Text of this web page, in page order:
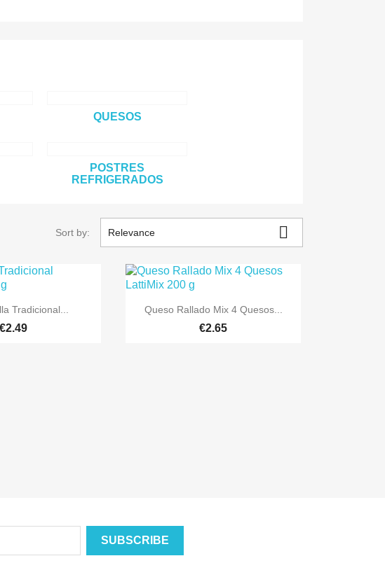
QUESOS
POSTRES
REFRIGERADOS
Sort by: Relevance 
view
Tradicional...
€2.49
 Quick view
Queso Rallado Mix 4 Quesos...
€2.65